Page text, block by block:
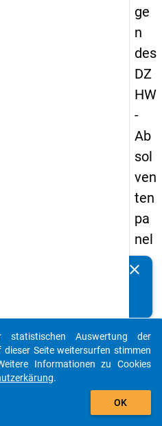
ge
n
des
DZ
HW
-
Ab
sol
ven
ten
pa
nel
s
-
zw
eit
clear
auto_stories
add_shopping_cart
statistischen Auswertung der
Seite weitersurfen stimmen
Informationen zu Cookies
.
OK